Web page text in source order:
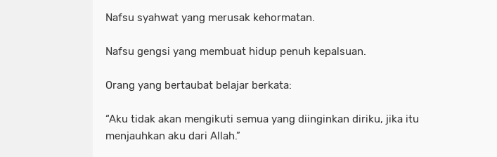
Nafsu syahwat yang merusak kehormatan.
Nafsu gengsi yang membuat hidup penuh kepalsuan.
Orang yang bertaubat belajar berkata:
“Aku tidak akan mengikuti semua yang diinginkan diriku, jika itu
menjauhkan aku dari Allah.”